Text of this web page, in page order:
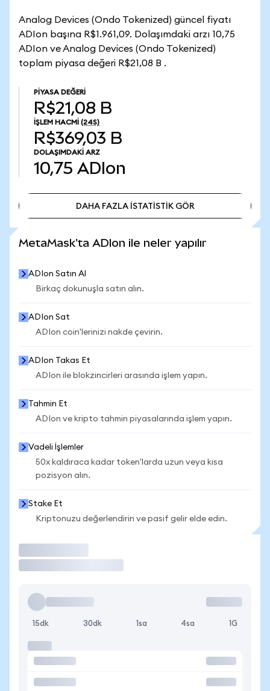
Analog Devices (Ondo Tokenized) güncel fiyatı
ADIon başına R$1.961,09. Dolaşımdaki arzı 10,75
ADIon ve Analog Devices (Ondo Tokenized)
toplam piyasa değeri R$21,08 B .
PIYASA DEĞERI
R$21,08 B
İŞLEM HACMI (24S)
R$369,03 B
DOLAŞIMDAKI ARZ
10,75 ADIon
DAHA FAZLA İSTATİSTİK GÖR
MetaMask'ta ADIon ile neler yapılır
ADIon Satın Al
Birkaç dokunuşla satın alın.
ADIon Sat
ADIon coin'lerinizi nakde çevirin.
ADIon Takas Et
ADIon ile blokzincirleri arasında işlem yapın.
Tahmin Et
ADIon ve kripto tahmin piyasalarında işlem yapın.
Vadeli İşlemler
50x kaldıraca kadar token'larda uzun veya kısa
pozisyon alın.
Stake Et
Kriptonuzu değerlendirin ve pasif gelir elde edin.
15dk 30dk 1sa 4sa 1G